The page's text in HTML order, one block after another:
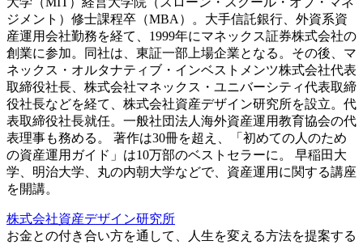
ジメント）修士課程卒（MBA）。大手信託銀行、外資系資
産運用会社勤務を経て、1999年にマネックス証券株式会社の
創業に参加。同社は、東証一部上場企業となる。その後、マ
ネックス・オルタナティブ・インベストメンツ株式会社代表
取締役社長、株式会社マネックス・ユニバーシティ代表取締
役社長などを経て、株式会社資産デザイン研究所を設立。代
表取締役社長就任。一般社団法人海外資産運用教育協会の代
表理事も務める。 著作は30冊を超え、「初めての人のため
の資産運用ガイド」は10万部のベストセラーに。 早稲田大
学、明治大学、丸の内朝大学などで、資産運用に関する講座
を開講。
株式会社資産デザイン研究所
お金との付き合い方を通して、人生を変える方法を提案する